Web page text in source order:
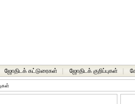
ஜோதிடக் கட்டுரைகள் ஜோதிடக் குறிப்புகள்